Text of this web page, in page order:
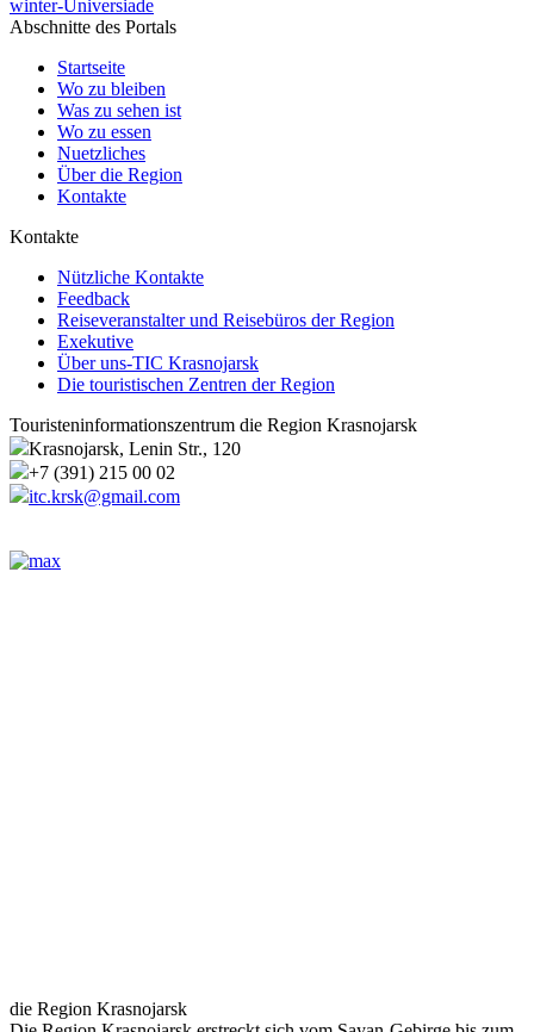
winter-Universiade
Abschnitte des Portals
Startseite
Wo zu bleiben
Was zu sehen ist
Wo zu essen
Nuetzliches
Über die Region
Kontakte
Kontakte
Nützliche Kontakte
Feedback
Reiseveranstalter und Reisebüros der Region
Exekutive
Über uns-TIC Krasnojarsk
Die touristischen Zentren der Region
Touristeninformationszentrum die Region Krasnojarsk
Krasnojarsk, Lenin Str., 120
+7 (391) 215 00 02
itc.krsk@gmail.com
die Region Krasnojarsk